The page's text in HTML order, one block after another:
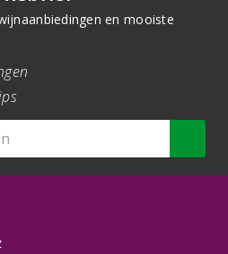
en mooiste